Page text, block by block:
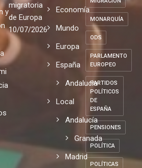
y
migratoria
de Europa
10/07/2026
Economía
Mundo
Europa
España
Andalucia
Local
Andalucía
Granada
Madrid
MONARQUÍA
ODS
PARLAMENTO
EUROPEO
PARTIDOS
POLÍTICOS
DE
ESPAÑA
PENSIONES
POLÍTICA
POLÍTICAS